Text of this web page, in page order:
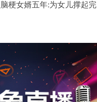
梗女婿五年:为女儿撑起完